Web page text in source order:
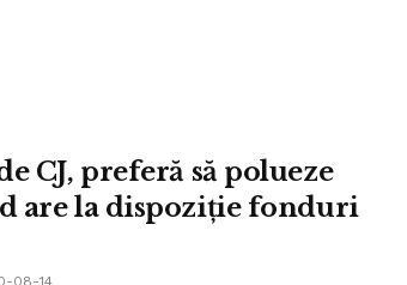
CJ, preferă să polueze
are la dispoziție fonduri
08-14